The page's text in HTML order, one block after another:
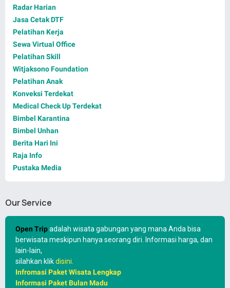
Radar Harian
Jasa Cetak DTF
Pelatihan Kerja
Sewa Virtual Office
Pelatihan Skill
Witjaksono Foundation
Pelatihan Anak
Konveksi Terdekat
Medical Check Up Terdekat
Bimbel Karantina
Bimbel Unhan
Berita Hari Ini
Raja Info
Pustaka Media
Our Service
Open Tripadalah wisata gabungan yang mana Anda bisa
berwisata meskipun hanya seorang diri. Informasi harga, dan
lain-lain,
silahkan klikdisini.
Infromasi Paket Wisata Lengkap
Informasi Paket Bulan Madu